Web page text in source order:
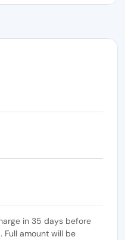
in 35 days before
Full amount will be